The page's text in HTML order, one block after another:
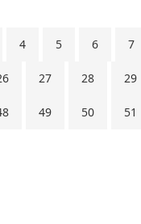
4 5 6 7
27 28 29
49 50 51